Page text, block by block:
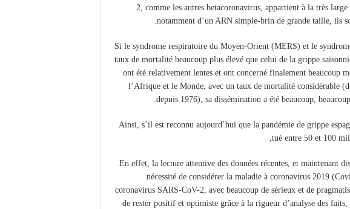
2, comme les autres betacoronavirus, appartient à la très
notamment d’un ARN simple-brin de grande taille, ils
.
Si le syndrome respiratoire du Moyen-Orient (MERS) et le
taux de mortalité beaucoup plus élevé que celui de la grippe
ont été relativement lentes et ont concerné finalement beaucoup
l’Afrique et le Monde, avec un taux de mortalité considérable
depuis 1976), sa dissémination a été beaucoup,
.
Ainsi, s’il est reconnu aujourd’hui que la pandémie de grippe
tué entre 50 et 100
En effet, la lecture attentive des données récentes, et maintenant
nécessité de considérer la maladie à coronavirus 2019
coronavirus SARS-CoV-2, avec beaucoup de sérieux et de
de rester positif et optimiste grâce à la rigueur d’analyse des